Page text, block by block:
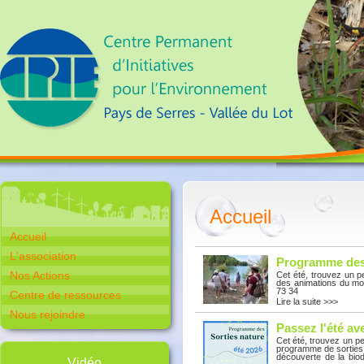
Accueil
L'association
Nos Actions
Centre de ressources
Nous rejoindre
Accueil
Programme
Cet été, trouvez un
des animations du
73 34
Lire la suite >>>
Passez l'été
Cet été, trouvez un
programme de
découverte de la